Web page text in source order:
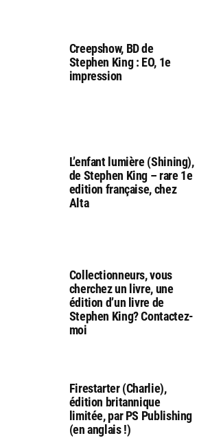
Creepshow, BD de
Stephen King : EO, 1e
impression
L’enfant lumière (Shining),
de Stephen King – rare 1e
edition française, chez
Alta
Collectionneurs, vous
cherchez un livre, une
édition d’un livre de
Stephen King? Contactez-
moi
Firestarter (Charlie),
édition britannique
limitée, par PS Publishing
(en anglais !)